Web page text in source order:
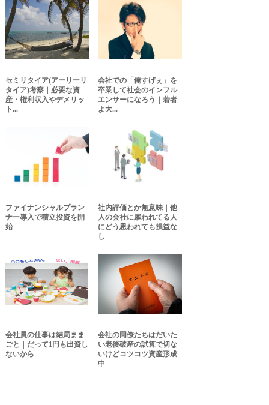
セミリタイア(アーリーリ
タイア)考察｜必要な資
産・権利収入やデメリッ
ト...
会社での「俺すげぇ」を
卒業して社会のインフル
エンサーになろう｜若者
よ大...
ファイナンシャルプラン
ナー導入で積立投資を開
始
社内評価とか無意味｜他
人の会社に雇われてる人
にどう思われても損益な
し
会社員の仕事は結局まま
ごと｜だって1円も出資し
ないから
会社の同僚たちはだいた
い老後破産の試算で切な
いけどコツコツ資産形成
中